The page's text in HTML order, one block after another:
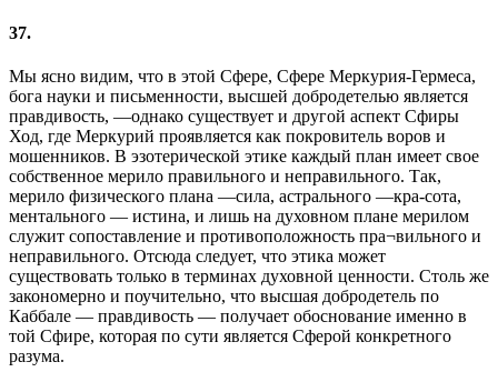
37.
Мы ясно видим, что в этой Сфере, Сфере Меркурия-Гермеса,
бога науки и письменности, высшей добродетелью является
правдивость, —однако существует и другой аспект Сфиры
Ход, где Меркурий проявляется как покровитель воров и
мошенников. В эзотерической этике каждый план имеет свое
собственное мерило правильного и неправильного. Так,
мерило физического плана —сила, астрального —кра-сота,
ментального — истина, и лишь на духовном плане мерилом
служит сопоставление и противоположность пра¬вильного и
неправильного. Отсюда следует, что этика может
существовать только в терминах духовной ценности. Столь же
закономерно и поучительно, что высшая добродетель по
Каббале — правдивость — получает обоснование именно в
той Сфире, которая по сути является Сферой конкретного
разума.